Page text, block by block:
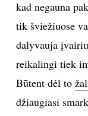
savybių?
Ilgai buvau
daugiau
Lietuvos
metu.
manau, kad